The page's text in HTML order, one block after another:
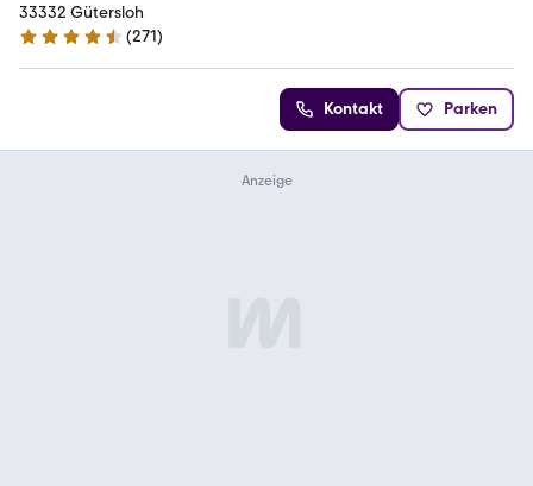
33332 Gütersloh
4.7 Sterne
(271)
Kontakt Parken